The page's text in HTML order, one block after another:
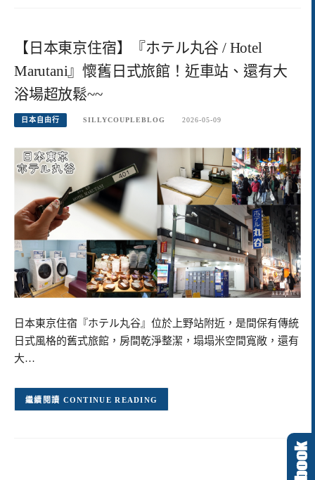
【日本東京住宿】『ホテル丸谷 / Hotel
Marutani』懷舊日式旅館！近車站、還有大
浴場超放鬆~~
日本自由行 SILLYCOUPLEBLOG 2026-05-09
日本東京住宿『ホテル丸谷』位於上野站附近，是間保有傳統
日式風格的舊式旅館，房間乾淨整潔，塌塌米空間寬敞，還有
大…
CONTINUE READING